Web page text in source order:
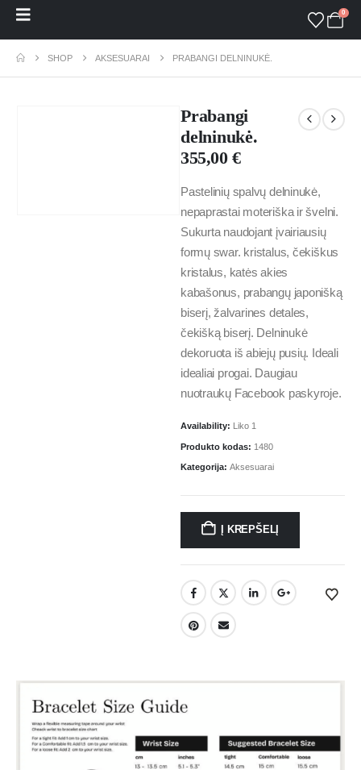
0
SHOP AKSESUARAI PRABANGI DELNINUKĖ.
Prabangi
delninukė.
355,00 €
Pastelinių spalvų delninukė,
nepaprastai moteriška ir švelni.
Sukurta naudojant įvairiausių
formų swar. kristalus, čekiškus
kristalus, katės akies
kabašonus, prabangų japonišką
biserį, žalvarines detales,
čekišką biserį. Delninukė
dekoruota iš abiejų pusių. Ideali
idealiai progai. Daugiau
nuotraukų Facebook paskyroje.
Availability: Liko 1
Produkto kodas: 1480
Kategorija: Aksesuarai
Į KREPŠELĮ